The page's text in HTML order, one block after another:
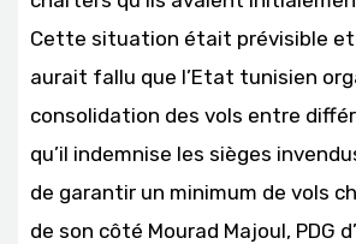
Cette situation était prévisible et
aurait fallu que l’Etat tunisien
consolidation des vols entre
qu’il indemnise les sièges
de garantir un minimum de vols
de son côté Mourad Majoul, PDG